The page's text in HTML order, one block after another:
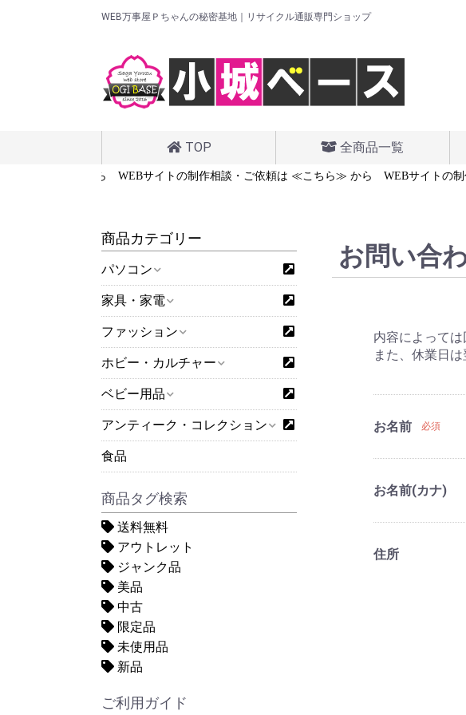
WEB万事屋Ｐちゃんの秘密基地｜リサイクル通販専門ショップ
TOP 全商品一覧
WEBサイトの制作相談・ご依頼は ≪こちら≫ から WEBサイトの
商品カテゴリー
パソコン
家具・家電
ファッション
ホビー・カルチャー
ベビー用品
アンティーク・コレクション
食品
商品タグ検索
送料無料
アウトレット
ジャンク品
美品
中古
限定品
未使用品
新品
ご利用ガイド
お問い合
内容によって
また、休業日
お名前 必須
お名前(カナ)
住所